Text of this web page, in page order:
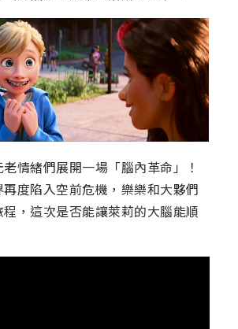
情緒們展開一場「腦內革命」！
度陷入空前危機，樂樂和大夥們
，這次是否能讓萊莉的大腦能順